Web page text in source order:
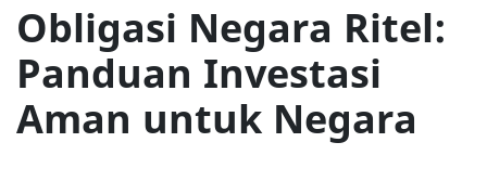
Obligasi Negara Ritel:
Panduan Investasi
Aman untuk Negara